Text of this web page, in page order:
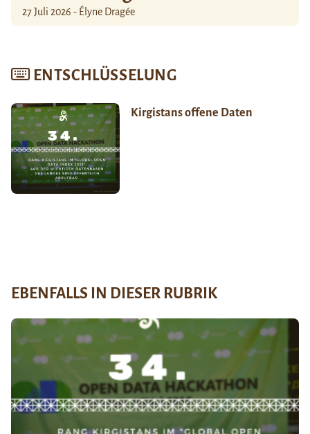
27 Juli 2026 - Élyne Dragée
ENTSCHLÜSSELUNG
Kirgistans offene Daten
EBENFALLS IN DIESER RUBRIK